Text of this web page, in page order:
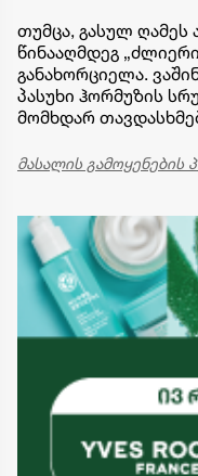
თუმცა, გასულ ღამეს
წინააღმდეგ
განახორციელა.
პასუხი ჰორმუზის
მომხდარ
მასალის გამოყენების